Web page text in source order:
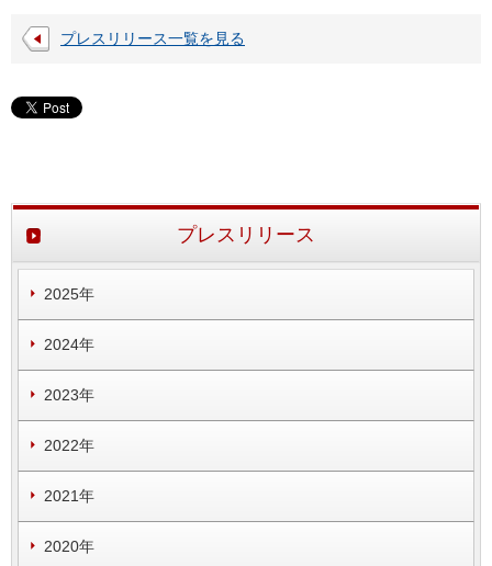
プレスリリース一覧を見る
プレスリリース
2025年
2024年
2023年
2022年
2021年
2020年